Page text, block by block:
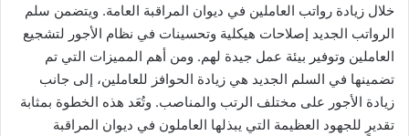
خلال زيادة رواتب العاملين في ديوان المراقبة العامة. ويتضمن سلم
الرواتب الجديد إصلاحات هيكلية وتحسينات في نظام الأجور لتشجيع
العاملين وتوفير بيئة عمل جيدة لهم. ومن أهم المميزات التي تم
تضمينها في السلم الجديد هي زيادة الحوافز للعاملين، إلى جانب
زيادة الأجور على مختلف الرتب والمناصب. وتُعَد هذه الخطوة بمثابة
تقديرٍ للجهود العظيمة التي يبذلها العاملون في ديوان المراقبة